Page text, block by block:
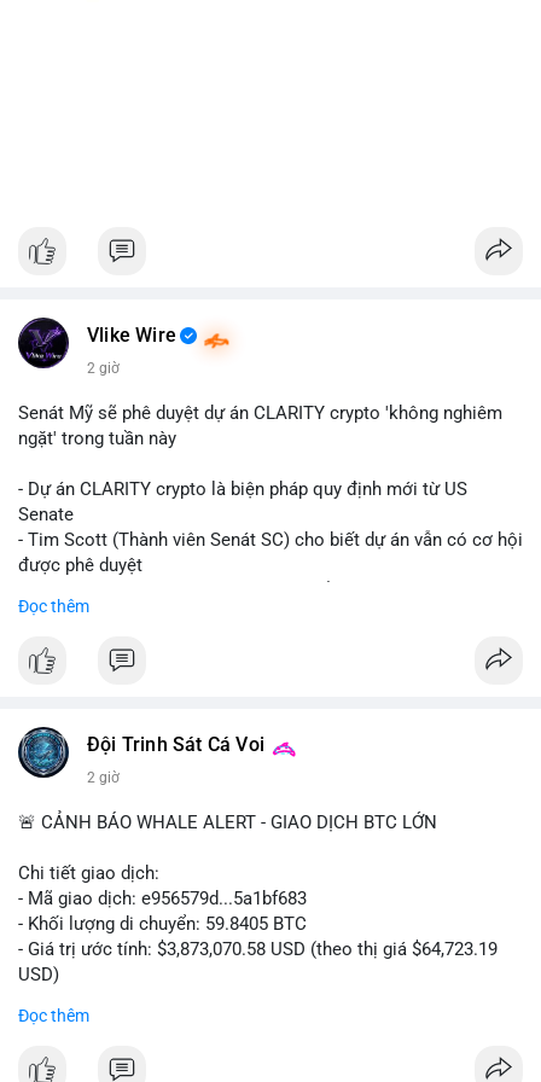
Vlike Wire
2 giờ
Senát Mỹ sẽ phê duyệt dự án CLARITY crypto 'không nghiêm
ngặt' trong tuần này
- Dự án CLARITY crypto là biện pháp quy định mới từ US
Senate
- Tim Scott (Thành viên Senát SC) cho biết dự án vẫn có cơ hội
được phê duyệt
trình
#vlikevn #titanbot
Đọc thêm
Đội Trinh Sát Cá Voi
2 giờ
🚨 CẢNH BÁO WHALE ALERT - GIAO DỊCH BTC LỚN
Chi tiết giao dịch:
- Mã giao dịch: e956579d...5a1bf683
- Khối lượng di chuyển: 59.8405 BTC
- Giá trị ước tính: $3,873,070.58 USD (theo thị giá $64,723.19
USD)
kích hoạt di chuyển trong mempool. Với quy mô này, khả năng
Đọc thêm